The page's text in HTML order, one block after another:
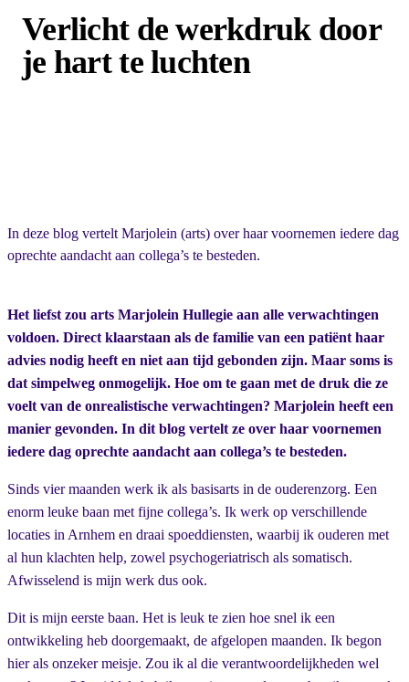
Verlicht de werkdruk door
je hart te luchten
In deze blog vertelt Marjolein (arts) over haar voornemen iedere dag
oprechte aandacht aan collega’s te besteden.
Het liefst zou arts Marjolein Hullegie aan alle verwachtingen
voldoen. Direct klaarstaan als de familie van een patiënt haar
advies nodig heeft en niet aan tijd gebonden zijn. Maar soms is
dat simpelweg onmogelijk. Hoe om te gaan met de druk die ze
voelt van de onrealistische verwachtingen? Marjolein heeft een
manier gevonden. In dit blog vertelt ze over haar voornemen
iedere dag oprechte aandacht aan collega’s te besteden.
Sinds vier maanden werk ik als basisarts in de ouderenzorg. Een
enorm leuke baan met fijne collega’s. Ik werk op verschillende
locaties in Arnhem en draai spoeddiensten, waarbij ik ouderen met
al hun klachten help, zowel psychogeriatrisch als somatisch.
Afwisselend is mijn werk dus ook.
Dit is mijn eerste baan. Het is leuk te zien hoe snel ik een
ontwikkeling heb doorgemaakt, de afgelopen maanden. Ik begon
hier als onzeker meisje. Zou ik al die verantwoordelijkheden wel